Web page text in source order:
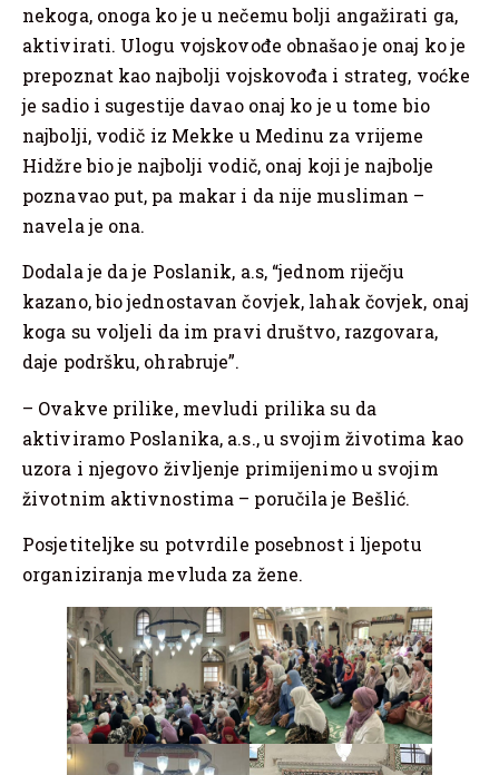
nekoga, onoga ko je u nečemu bolji angažirati ga,
aktivirati. Ulogu vojskovođe obnašao je onaj ko je
prepoznat kao najbolji vojskovođa i strateg, voćke
je sadio i sugestije davao onaj ko je u tome bio
najbolji, vodič iz Mekke u Medinu za vrijeme
Hidžre bio je najbolji vodič, onaj koji je najbolje
poznavao put, pa makar i da nije musliman –
navela je ona.
Dodala je da je Poslanik, a.s, “jednom riječju
kazano, bio jednostavan čovjek, lahak čovjek, onaj
koga su voljeli da im pravi društvo, razgovara,
daje podršku, ohrabruje”.
– Ovakve prilike, mevludi prilika su da
aktiviramo Poslanika, a.s., u svojim životima kao
uzora i njegovo življenje primijenimo u svojim
životnim aktivnostima – poručila je Bešlić.
Posjetiteljke su potvrdile posebnost i ljepotu
organiziranja mevluda za žene.